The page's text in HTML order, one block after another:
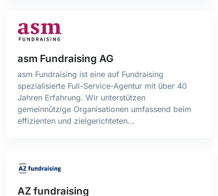
asm Fundraising AG
asm Fundraising ist eine auf Fundraising
spezialisierte Full-Service-Agentur mit über 40
Jahren Erfahrung. Wir unterstützen
gemeinnützige Organisationen umfassend beim
effizienten und zielgerichteten...
AZ fundraising